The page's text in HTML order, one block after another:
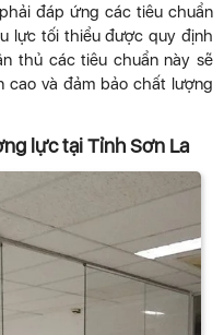
đáp ứng các tiêu chuẩn
lực tối thiểu được quy định
thủ các tiêu chuẩn này sẽ
cao và đảm bảo chất lượng
lực tại Tỉnh Sơn La